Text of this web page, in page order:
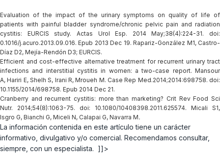
Evaluation of the impact of the urinary symptoms on quality of life of
patients with painful bladder syndrome/chronic pelvic pain and radiation
cystitis: EURCIS study. Actas Urol Esp. 2014 May;38(4):224-31. doi:
0.1016/j.acuro.2013.09.016. Epub 2013 Dec 19. Rapariz-González M1, Castro-
Díaz D2, Mejía-Rendón D3; EURCIS.
Efficient and cost-effective alternative treatment for recurrent urinary tract
infections and interstitial cystitis in women: a two-case report. Mansour
A, Hariri E, Shelh S, Irani R, Mroueh M. Case Rep Med.2014;2014:698758. doi:
10.1155/2014/698758. Epub 2014 Dec 21.
Cranberry and recurrent cystitis: more than marketing? Crit Rev Food Sci
Nutr. 2014;54(8):1063-75. doi: 10.1080/10408398.2011.625574. Micali S1,
Isgro G, Bianchi G, Miceli N, Calapai G, Navarra M.
La información contenida en este artículo tiene un carácter
informativo, divulgativo y/o comercial. Recomendamos consultar,
siempre, con un especialista. ]]>